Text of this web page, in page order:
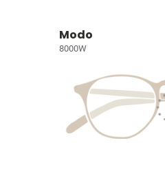
Modo
8000W